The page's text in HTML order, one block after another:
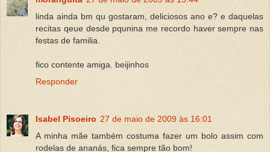
linda ainda bm qu gostaram, deliciosos ano e? e daquelas
recitas qeue desde pqunina me recordo haver sempre nas
festas de familia.
fico contente amiga. beijinhos
Responder
Isabel Pisoeiro 27 de maio de 2009 às 16:01
A minha mãe também costuma fazer um bolo assim com
rodelas de ananás, fica sempre tão bom!